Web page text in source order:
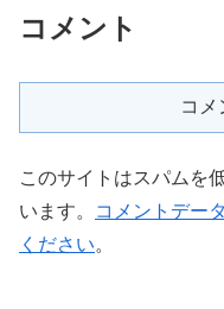
コメント
コメ
このサイトはスパムを
います。
コメントデー
ください。